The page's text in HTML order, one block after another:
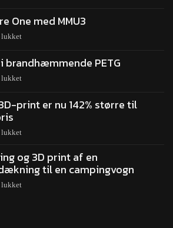
One med MMU3
lukket
brandhæmmende PETG
lukket
print er nu 142% større til
lukket
og 3D print af en
til en campingvogn
lukket